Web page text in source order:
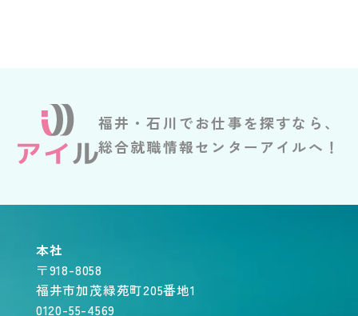
福井・石川でお仕事を探すなら、
総合就職情報センターアイルへ！
本社
〒918-8058
福井市加茂緑苑町205番地1
0120-55-4569